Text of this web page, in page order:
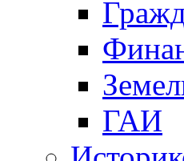
ГАИ